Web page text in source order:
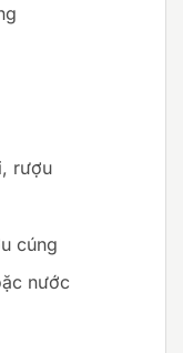
rượu
cúng
nước